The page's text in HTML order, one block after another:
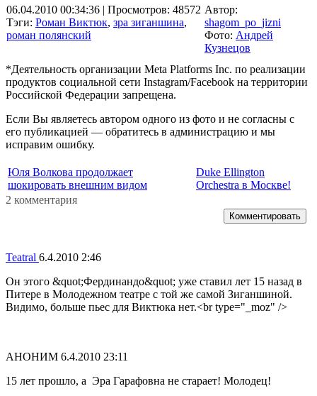
06.04.2010 00:34:36 | Просмотров: 48572
Тэги: Роман Виктюк, зра зиганшина,
роман полянский
Автор:
shagom_po_jizni
Фото: Андрей
Кузнецов
*Деятельность организации Meta Platforms Inc. по реализации
продуктов социальной сети Instagram/Facebook на территории
Российской Федерации запрещена.
Если Вы являетесь автором одного из фото и не согласны с
его публикацией — обратитесь в администрацию и мы
исправим ошибку.
Юля Волкова продолжает
шокировать внешним видом
Duke Ellington
Orchestra в Москве!
2 комментария
Комментировать
Teatral 6.4.2010 2:46
Он этого &quot;Фердинандо&quot; уже ставил лет 15 назад в
Питере в Молодежном театре с той же самой Зиганшиной.
Видимо, больше пьес для Виктюка нет.<br type="_moz" />
АНОНИМ 6.4.2010 23:11
15 лет прошло, а Эра Гарафовна не старает! Молодец!